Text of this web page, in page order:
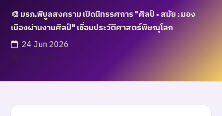
🎨 มรภ.พิบูลสงคราม เปิดนิทรรศการ "ศิลป์ • สมัย : มอง
เมืองผ่านงานศิลป์" เชื่อมประวัติศาสตร์พิษณุโลก
24 Jun 2026
เข้าชม 18 ครั้ง